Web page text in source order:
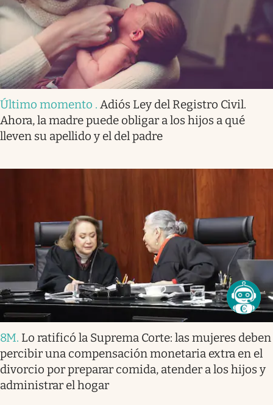
Último momento . Adiós Ley del Registro Civil.
Ahora, la madre puede obligar a los hijos a qué
lleven su apellido y el del padre
8M. Lo ratificó la Suprema Corte: las mujeres deben
percibir una compensación monetaria extra en el
divorcio por preparar comida, atender a los hijos y
administrar el hogar